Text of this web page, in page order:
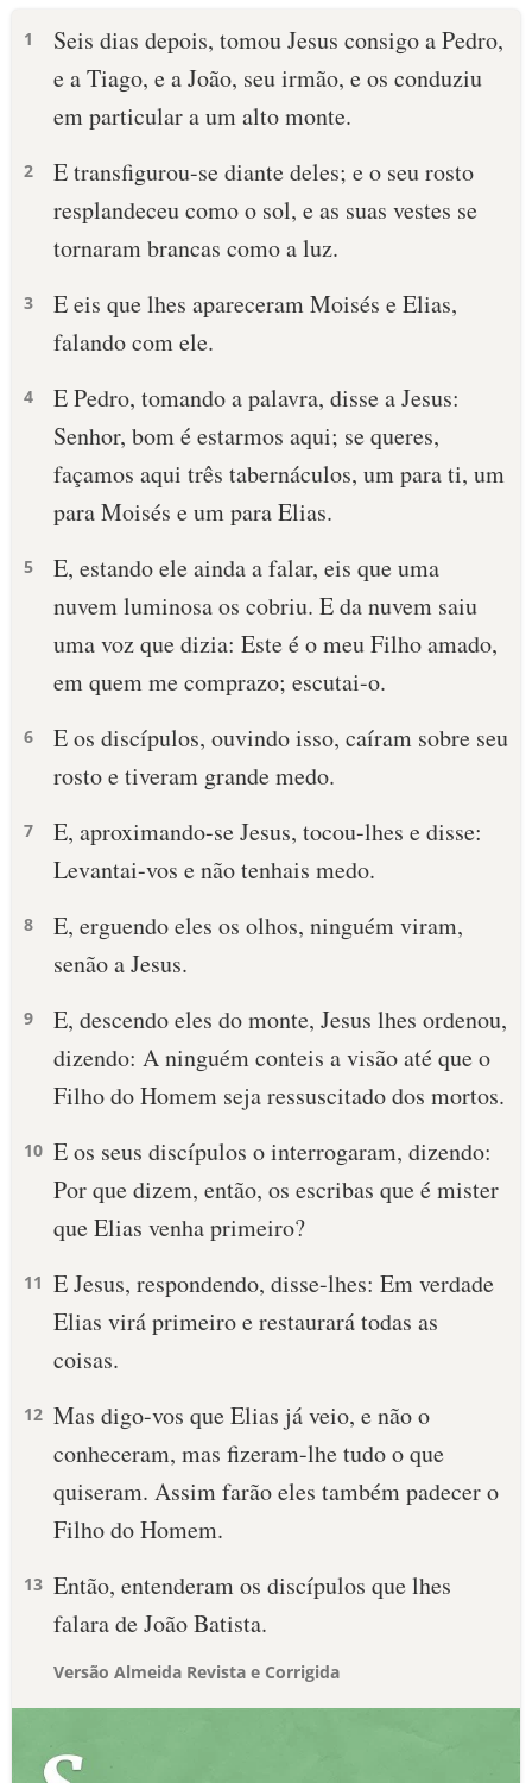
1
Seis dias depois, tomou Jesus consigo a Pedro,
e a Tiago, e a João, seu irmão, e os conduziu
em particular a um alto monte.
2
E transfigurou-se diante deles; e o seu rosto
resplandeceu como o sol, e as suas vestes se
tornaram brancas como a luz.
3
E eis que lhes apareceram Moisés e Elias,
falando com ele.
4
E Pedro, tomando a palavra, disse a Jesus:
Senhor, bom é estarmos aqui; se queres,
façamos aqui três tabernáculos, um para ti, um
para Moisés e um para Elias.
5
E, estando ele ainda a falar, eis que uma
nuvem luminosa os cobriu. E da nuvem saiu
uma voz que dizia: Este é o meu Filho amado,
em quem me comprazo; escutai-o.
6
E os discípulos, ouvindo isso, caíram sobre seu
rosto e tiveram grande medo.
7
E, aproximando-se Jesus, tocou-lhes e disse:
Levantai-vos e não tenhais medo.
8
E, erguendo eles os olhos, ninguém viram,
senão a Jesus.
9
E, descendo eles do monte, Jesus lhes ordenou,
dizendo: A ninguém conteis a visão até que o
Filho do Homem seja ressuscitado dos mortos.
10 E os seus discípulos o interrogaram, dizendo:
Por que dizem, então, os escribas que é mister
que Elias venha primeiro?
11 E Jesus, respondendo, disse-lhes: Em verdade
Elias virá primeiro e restaurará todas as
coisas.
12 Mas digo-vos que Elias já veio, e não o
conheceram, mas fizeram-lhe tudo o que
quiseram. Assim farão eles também padecer o
Filho do Homem.
13 Então, entenderam os discípulos que lhes
falara de João Batista.
Versão Almeida Revista e Corrigida